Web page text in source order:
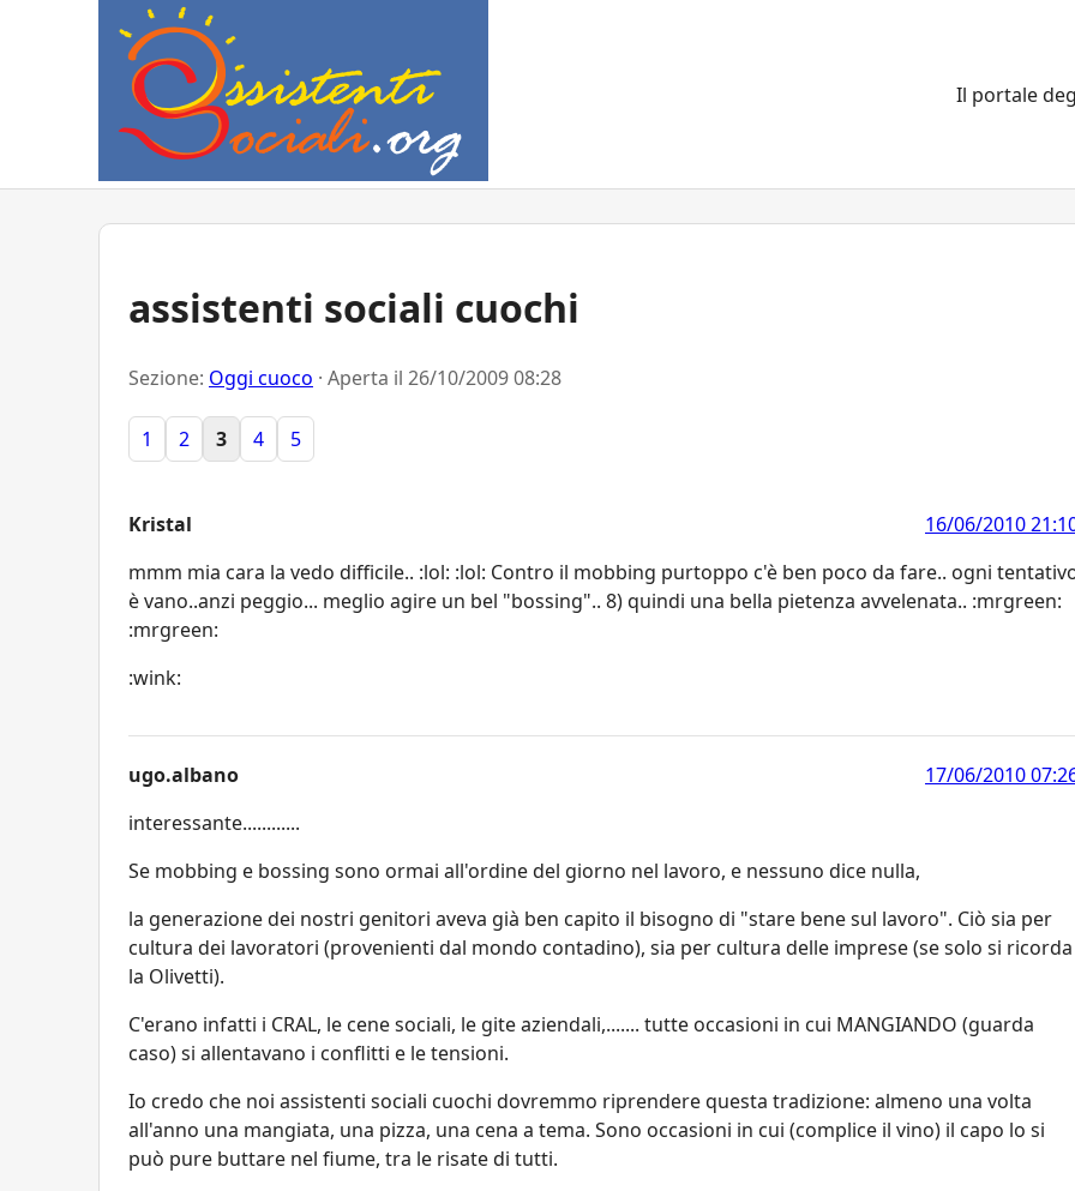
Il portale
assistenti sociali cuochi
Sezione: Oggi cuoco · Aperta il 26/10/2009 08:28
1 2 3 4 5
Kristal
16/06/2010
mmm mia cara la vedo difficile.. :lol: :lol: Contro il mobbing purtoppo c'è ben poco da fare.. ogni
è vano..anzi peggio... meglio agire un bel "bossing".. 8) quindi una bella pietenza avvelenata.. :mrgreen:
:mrgreen:
:wink:
ugo.albano
17/06/2010
interessante............
Se mobbing e bossing sono ormai all'ordine del giorno nel lavoro, e nessuno dice nulla,
la generazione dei nostri genitori aveva già ben capito il bisogno di "stare bene sul lavoro". Ciò sia per
cultura dei lavoratori (provenienti dal mondo contadino), sia per cultura delle imprese (se solo si ricorda
la Olivetti).
C'erano infatti i CRAL, le cene sociali, le gite aziendali,....... tutte occasioni in cui MANGIANDO (guarda
caso) si allentavano i conflitti e le tensioni.
Io credo che noi assistenti sociali cuochi dovremmo riprendere questa tradizione: almeno una volta
all'anno una mangiata, una pizza, una cena a tema. Sono occasioni in cui (complice il vino) il capo lo si
può pure buttare nel fiume, tra le risate di tutti.